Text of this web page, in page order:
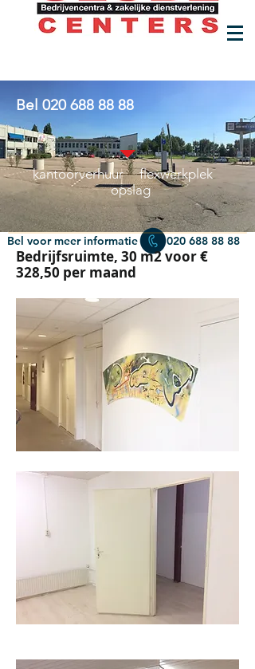
Bel 020 688 88 88
kantoorverhuur flexwerkplek
opslag
Bel voor meer informatie020 688 88 88
Bedrijfsruimte, 30 m2 voor €
328,50 per maand